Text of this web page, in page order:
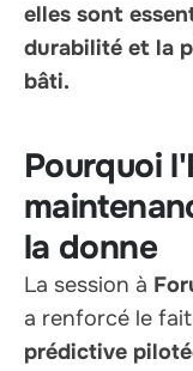
elles sont
durabilité et la
bâti.
Pourquoi
la donne
La session à
a renforcé le
prédictive